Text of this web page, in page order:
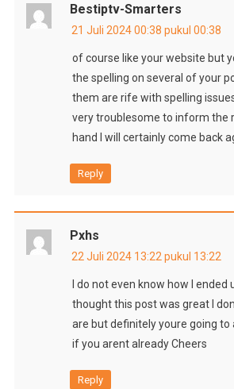
Bestiptv-Smarters
21 Juli 2024 00:38 pukul 00:38
of course like your website but
the spelling on several of your
them are rife with spelling
very troublesome to inform the
hand I will certainly come back
Reply
Pxhs
22 Juli 2024 13:22 pukul 13:22
I do not even know how I ended
thought this post was great I
are but definitely youre going
if you arent already Cheers
Reply